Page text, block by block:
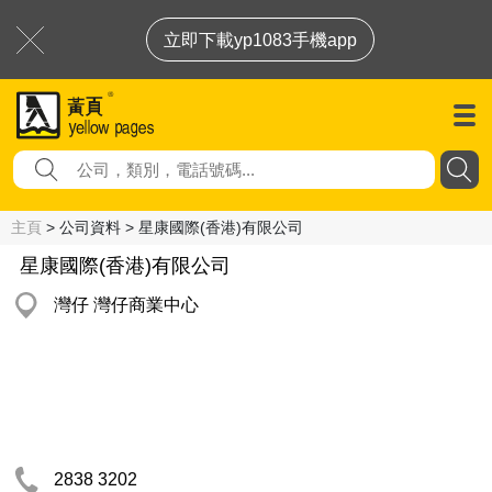
立即下載yp1083手機app
主頁 > 公司資料 > 星康國際(香港)有限公司
星康國際(香港)有限公司
灣仔 灣仔商業中心
2838 3202